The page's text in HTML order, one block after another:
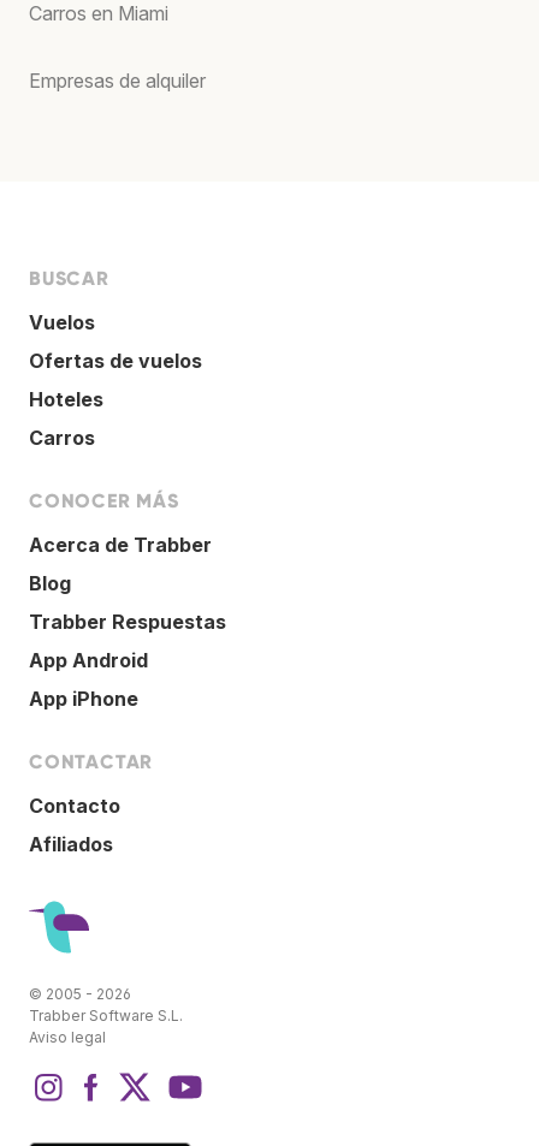
Carros en Miami
Empresas de alquiler
BUSCAR
Vuelos
Ofertas de vuelos
Hoteles
Carros
CONOCER MÁS
Acerca de Trabber
Blog
Trabber Respuestas
App Android
App iPhone
CONTACTAR
Contacto
Afiliados
© 2005 - 2026
Trabber Software S.L.
Aviso legal